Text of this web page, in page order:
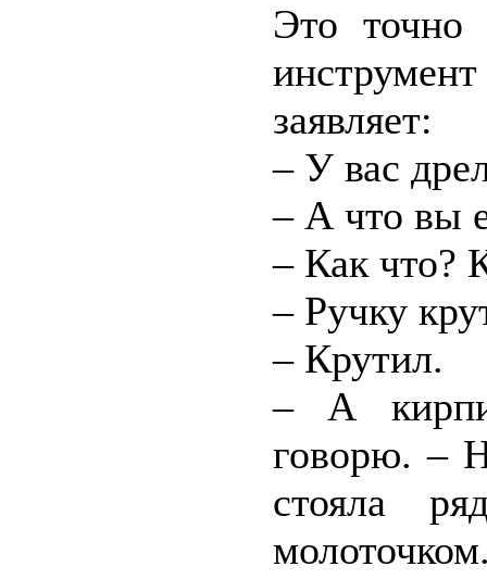
Это точно
заявляет:
– У вас
– А что вы
– Как что?
– Ручку
– Крутил.
– А
говорю. –
стояла